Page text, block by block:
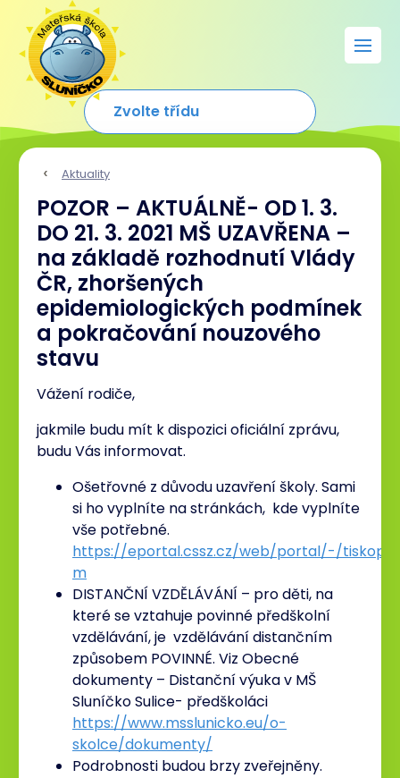
Aktuality
POZOR – AKTUÁLNĚ- OD 1. 3.
DO 21. 3. 2021 MŠ UZAVŘENA –
na základě rozhodnutí Vlády
ČR, zhoršených
epidemiologických podmínek
a pokračování nouzového
stavu
Vážení rodiče,
jakmile budu mít k dispozici oficiální zprávu,
budu Vás informovat.
Ošetřovné z důvodu uzavření školy. Sami
si ho vyplníte na stránkách, kde vyplníte
vše potřebné.
https://eportal.cssz.cz/web/portal/-/
m
DISTANČNÍ VZDĚLÁVÁNÍ – pro děti, na
které se vztahuje povinné předškolní
vzdělávání, je vzdělávání distančním
způsobem POVINNÉ. Viz Obecné
dokumenty – Distanční výuka v MŠ
Sluníčko Sulice- předškoláci
https://www.msslunicko.eu/o-
skolce/dokumenty/
Podrobnosti budou brzy zveřejněny.